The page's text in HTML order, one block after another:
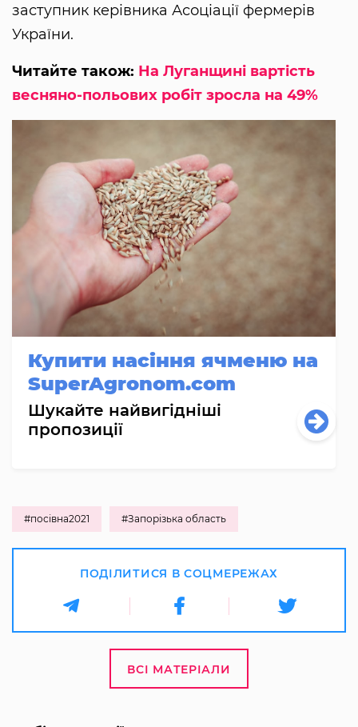
заступник керівника Асоціації фермерів
України.
Читайте також: На Луганщині вартість
весняно-польових робіт зросла на 49%
Купити насіння ячменю на
SuperAgronom.com
Шукайте найвигідніші
пропозиції
#посівна2021 #Запорізька область
ПОДІЛИТИСЯ В СОЦМЕРЕЖАХ
ВСІ МАТЕРІАЛИ